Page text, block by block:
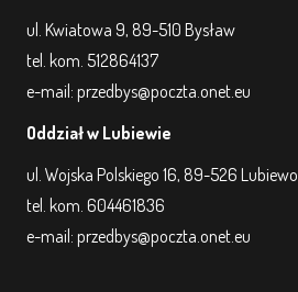
ul. Kwiatowa 9, 89-510 Bysław
tel. kom. 512864137
e-mail: przedbys@poczta.onet.eu
Oddział w Lubiewie
ul. Wojska Polskiego 16, 89-526 Lubiewo
tel. kom. 604461836
e-mail: przedbys@poczta.onet.eu